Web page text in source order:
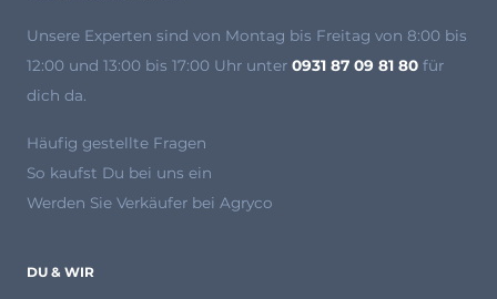
Unsere Experten sind von Montag bis Freitag von 8:00 bis
12:00 und 13:00 bis 17:00 Uhr unter 0931 87 09 81 80 für
dich da.
Häufig gestellte Fragen
So kaufst Du bei uns ein
Werden Sie Verkäufer bei Agryco
DU & WIR